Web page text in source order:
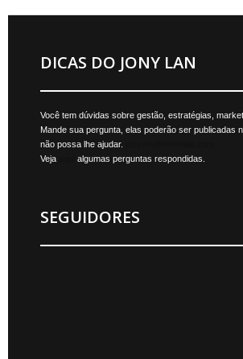
DICAS DO JONY LAN
Você tem dúvidas sobre gestão, estratégias,
Mande sua pergunta, elas poderão ser publicadas
não possa lhe ajudar.
Veja
algumas perguntas respondidas.
SEGUIDORES